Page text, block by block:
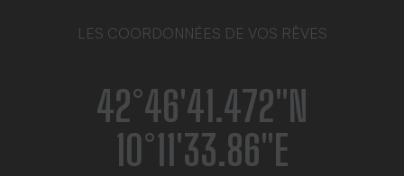
LES COORDONNÉES DE VOS RÊVES
42°46′41.472″N
10°11′33.86″E